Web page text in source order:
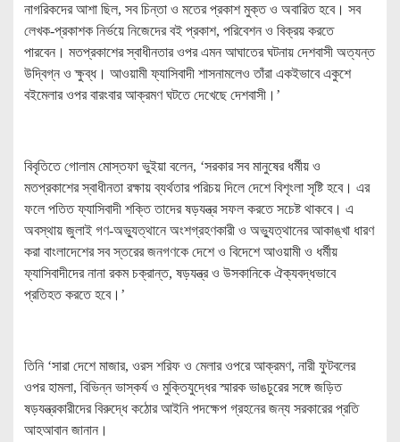
নাগরিকদের আশা ছিল, সব চিন্তা ও মতের প্রকাশ মুক্ত ও অবারিত হবে। সব
লেখক-প্রকাশক নির্ভয়ে নিজেদের বই প্রকাশ, পরিবেশন ও বিক্রয় করতে
পারবেন। মতপ্রকাশের স্বাধীনতার ওপর এমন আঘাতের ঘটনায় দেশবাসী অত্যন্ত
উদ্বিগ্ন ও ক্ষুব্ধ। আওয়ামী ফ্যাসিবাদী শাসনামলেও তাঁরা একইভাবে একুশে
বইমেলার ওপর বারংবার আক্রমণ ঘটতে দেখেছে দেশবাসী।’
বিবৃতিতে গোলাম মোস্তফা ভুইয়া বলেন, ‘সরকার সব মানুষের ধর্মীয় ও
মতপ্রকাশের স্বাধীনতা রক্ষায় ব্যর্থতার পরিচয় দিলে দেশে বিশৃংলা সৃষ্টি হবে। এর
ফলে পতিত ফ্যাসিবাদী শক্তি তাদের ষড়যন্ত্র সফল করতে সচেষ্ট থাকবে। এ
অবস্থায় জুলাই গণ-অভ্যুত্থানে অংশগ্রহণকারী ও অভ্যুত্থানের আকাঙ্খা ধারণ
করা বাংলাদেশের সব স্তরের জনগণকে দেশে ও বিদেশে আওয়ামী ও ধর্মীয়
ফ্যাসিবাদীদের নানা রকম চক্রান্ত, ষড়যন্ত্র ও উসকানিকে ঐক্যবদ্ধভাবে
প্রতিহত করতে হবে।’
তিনি ‘সারা দেশে মাজার, ওরস শরিফ ও মেলার ওপরে আক্রমণ, নারী ফুটবলের
ওপর হামলা, বিভিন্ন ভাস্কর্য ও মুক্তিযুদ্ধের স্মারক ভাঙচুরের সঙ্গে জড়িত
ষড়যন্ত্রকারীদের বিরুদ্ধে কঠোর আইনি পদক্ষেপ গ্রহনের জন্য সরকারের প্রতি
আহআবান জানান।